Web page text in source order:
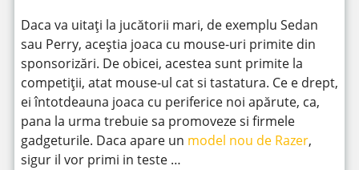
Daca va uitați la jucătorii mari, de exemplu Sedan
sau Perry, aceștia joaca cu mouse-uri primite din
sponsorizări. De obicei, acestea sunt primite la
competiții, atat mouse-ul cat si tastatura. Ce e drept,
ei întotdeauna joaca cu periferice noi apărute, ca,
pana la urma trebuie sa promoveze si firmele
gadgeturile. Daca apare un model nou de Razer,
sigur il vor primi in teste …